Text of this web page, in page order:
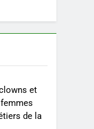
: où
sérieux
et
que les
doivent
et
de la